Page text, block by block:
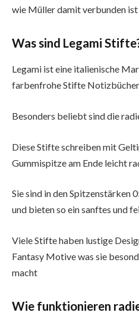
wie Müller damit verbunden ist
Was sind Legami
Legami ist eine italienische
farbenfrohe Stifte
Besonders beliebt sind die
Diese Stifte schreiben mit
Gummispitze am Ende leicht
Sie sind in den Spitzenstärken
und bieten so ein sanftes und
Viele Stifte haben lustige
Fantasy Motive was sie
macht
Wie funktionieren